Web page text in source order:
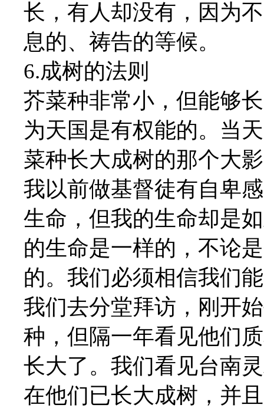
长，有人却没有，因为
息的、祷告的等候。
6.成树的法则
芥菜种非常小，但能够
为天国是有权能的。当
菜种长大成树的那个大
我以前做基督徒有自卑
生命，但我的生命却是
的生命是一样的，不论
的。我们必须相信我们
我们去分堂拜访，刚开
种，但隔一年看见他们
长大了。我们看见台南
在他们已长大成树，并